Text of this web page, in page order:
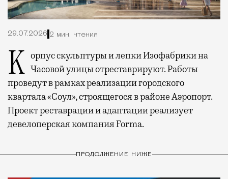
29.07.2026 2 мин. чтения
Корпус скульптуры и лепки Изофабрики на Часовой улицы отреставрируют. Работы
проведут в рамках реализации городского
квартала «Соул», строящегося в районе Аэропорт.
Проект реставрации и адаптации реализует
девелоперская компания Forma.
ПРОДОЛЖЕНИЕ НИЖЕ